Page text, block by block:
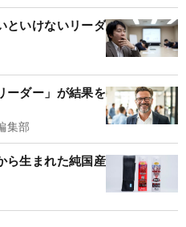
といけないリーダ
ーダー」が結果を
集部
ら生まれた純国産